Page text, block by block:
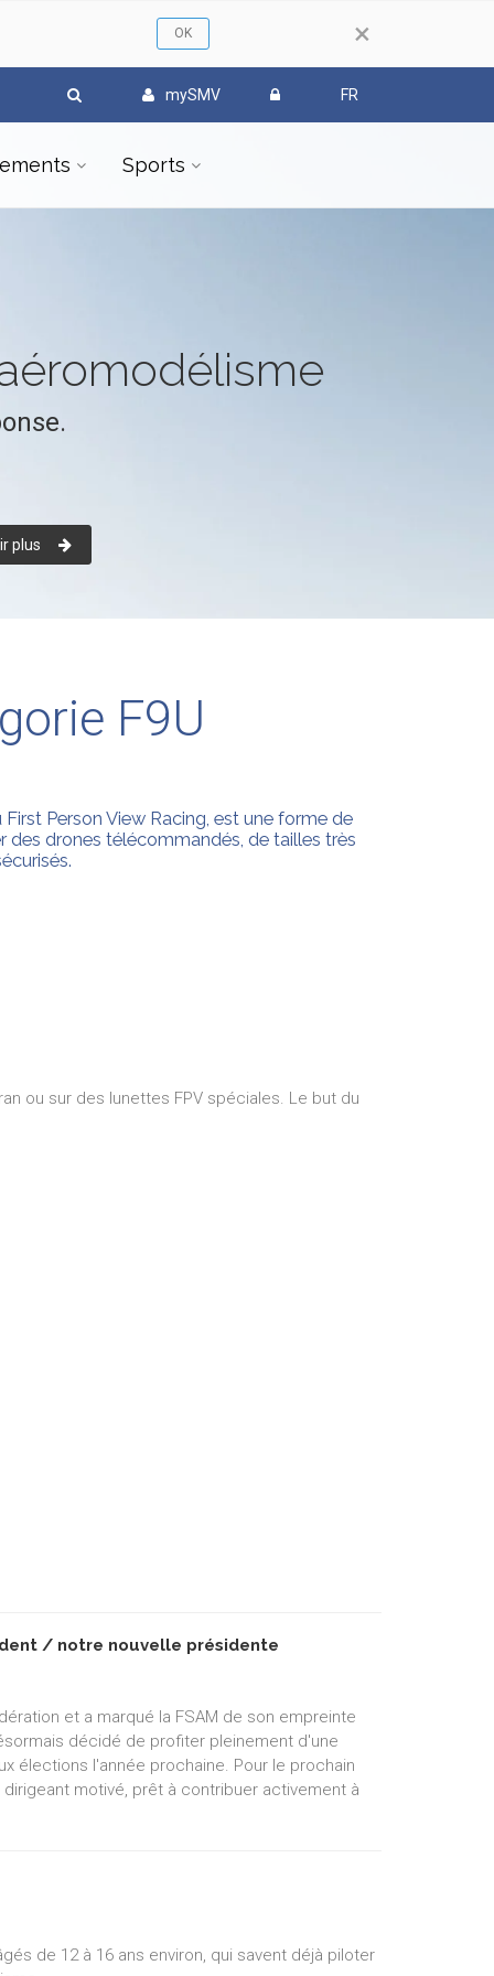
×
mySMV FR
Sports
plus
F9U
Person View Racing, est une forme de
drones télécommandés, de tailles très
ou sur des lunettes FPV spéciales. Le but du
/ notre nouvelle présidente
et a marqué la FSAM de son empreinte
décidé de profiter pleinement d'une
élections l'année prochaine. Pour le prochain
motivé, prêt à contribuer activement à
de 12 à 16 ans environ, qui savent déjà piloter